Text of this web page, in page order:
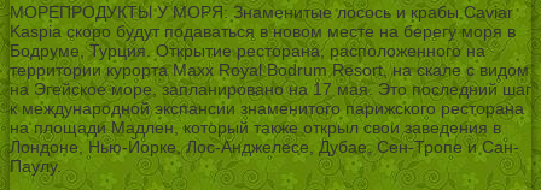
МОРЕПРОДУКТЫ У МОРЯ: Знаменитые лосось и крабы Caviar
Kaspia скоро будут подаваться в новом месте на берегу моря в
Бодруме, Турция. Открытие ресторана, расположенного на
территории курорта Maxx Royal Bodrum Resort, на скале с видом
на Эгейское море, запланировано на 17 мая. Это последний шаг
к международной экспансии знаменитого парижского ресторана
на площади Мадлен, который также открыл свои заведения в
Лондоне, Нью-Йорке, Лос-Анджелесе, Дубае, Сен-Тропе и Сан-
Паулу.